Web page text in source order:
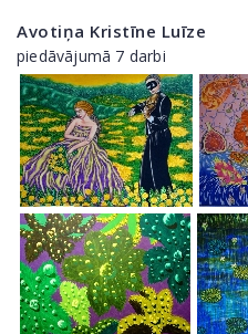
Avotiņa Kristīne Luīze
piedāvājumā 7 darbi